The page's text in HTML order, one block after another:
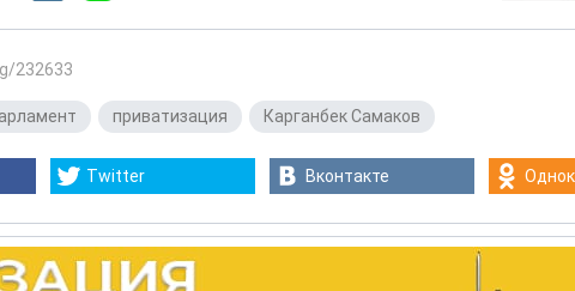
232633
приватизация Карганбек Самаков
Twitter Вконтакте